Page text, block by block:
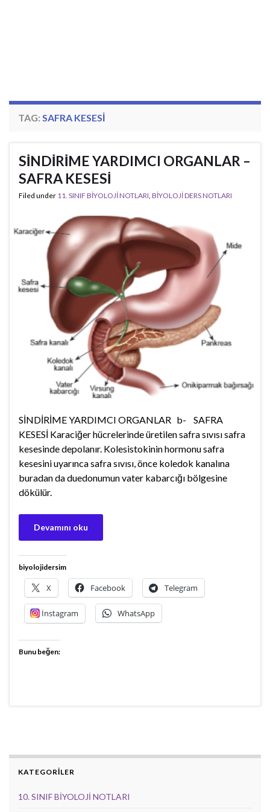
TAG: SAFRA KESESI
SİNDİRİME YARDIMCI ORGANLAR –
SAFRA KESESİ
Filed under 11. SINIF BİYOLOJİ NOTLARI BİYOLOJİ DERS NOTLARI
SİNDİRİME YARDIMCI ORGANLAR b- SAFRA
KESESİ Karaciğer hücrelerinde üretilen safra sıvısı safra
kesesinde depolanır. Kolesistokinin hormonu safra
kesesini uyarınca safra sıvısı, önce koledok kanalına
buradan da duedonumun vater kabarcığı bölgesine
dökülür.
Devamını oku
biyolojidersim
X Facebook Telegram
İnstagram WhatsApp
Bunu beğen:
KATEGORİLER
10. SINIF BİYOLOJİ NOTLARI